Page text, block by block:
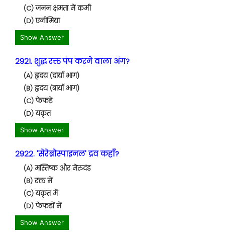
(C) जनन क्षमता में कमी
(D) एनीमिया
Show Answer
2921. शुद्ध रक्त पंप करने वाला अंग?
(A) हृदय (दायाँ भाग)
(B) हृदय (बायाँ भाग)
(C) फेफड़े
(D) यकृत
Show Answer
2922. 'सेरेब्रोस्पाइनल' द्रव कहाँ?
(A) मस्तिष्क और मेरुदंड
(B) रक्त में
(C) यकृत में
(D) फेफड़ों में
Show Answer